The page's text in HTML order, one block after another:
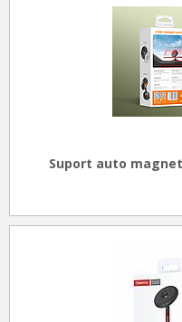
Suport auto